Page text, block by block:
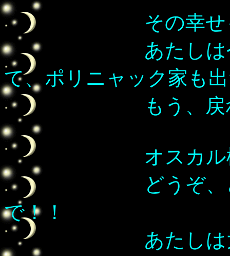
その幸せも束
あたしは今、ジ
て、ポリニャック家も
もう、戻れな
オスカル様
どうぞ、どうぞ
で！！
あたしは大丈